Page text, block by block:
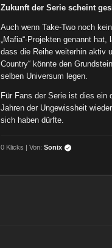
Zukunft der Serie scheint
Auch wenn Take-Two noch
„Mafia“-Projekten genannt
dass die Reihe weiterhin aktiv
Country“ könnte den
selben Universum legen.
Für Fans der Serie ist dies ein
Jahren der Ungewissheit
sich haben dürfte.
0 Klicks | Von:Sonix